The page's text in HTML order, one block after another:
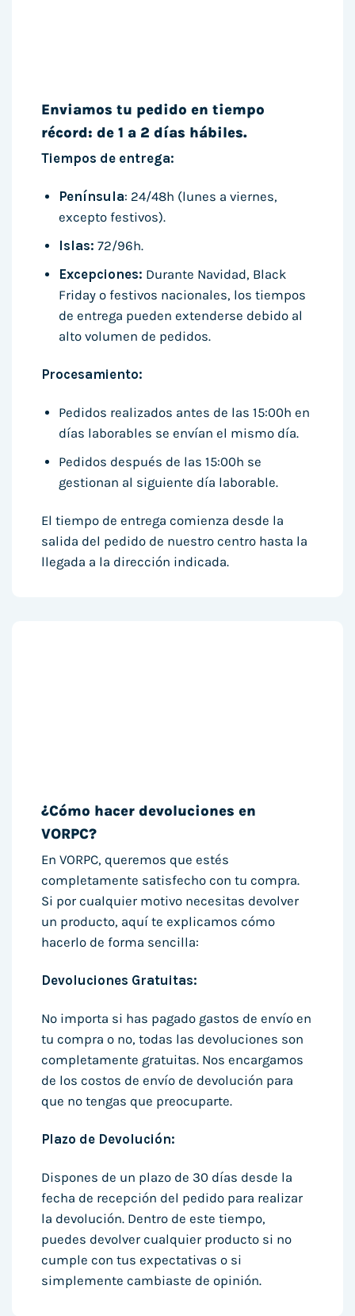
Enviamos tu pedido en tiempo
récord: de 1 a 2 días hábiles.
Tiempos de entrega:
Península: 24/48h (lunes a viernes,
excepto festivos).
Islas: 72/96h.
Excepciones: Durante Navidad, Black
Friday o festivos nacionales, los tiempos
de entrega pueden extenderse debido al
alto volumen de pedidos.
Procesamiento:
Pedidos realizados antes de las 15:00h en
días laborables se envían el mismo día.
Pedidos después de las 15:00h se
gestionan al siguiente día laborable.
El tiempo de entrega comienza desde la
salida del pedido de nuestro centro hasta la
llegada a la dirección indicada.
¿Cómo hacer devoluciones en
VORPC?
En VORPC, queremos que estés
completamente satisfecho con tu compra.
Si por cualquier motivo necesitas devolver
un producto, aquí te explicamos cómo
hacerlo de forma sencilla:
Devoluciones Gratuitas:
No importa si has pagado gastos de envío en
tu compra o no, todas las devoluciones son
completamente gratuitas. Nos encargamos
de los costos de envío de devolución para
que no tengas que preocuparte.
Plazo de Devolución:
Dispones de un plazo de 30 días desde la
fecha de recepción del pedido para realizar
la devolución. Dentro de este tiempo,
puedes devolver cualquier producto si no
cumple con tus expectativas o si
simplemente cambiaste de opinión.